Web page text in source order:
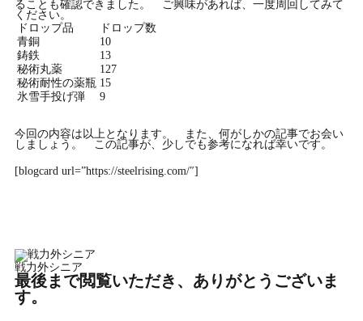
ることも確認できました。 ご興味があれば、一度周回してみて
ください。
ドロップ品
ドロップ数
青銅
10
鋳鉄
13
秘術丸薬
127
秘術耐性の薬瓶 15
氷雪手投げ弾
9
今回の内容は以上となります。 また、何がしかの記事でお会い
しましょう。 この記事が、少しでも参考になれば幸いです。
[blogcard url=”https://steelrising.com/″]
戦力外シニア
最後まで閲覧いただき、ありがとうございま
す。